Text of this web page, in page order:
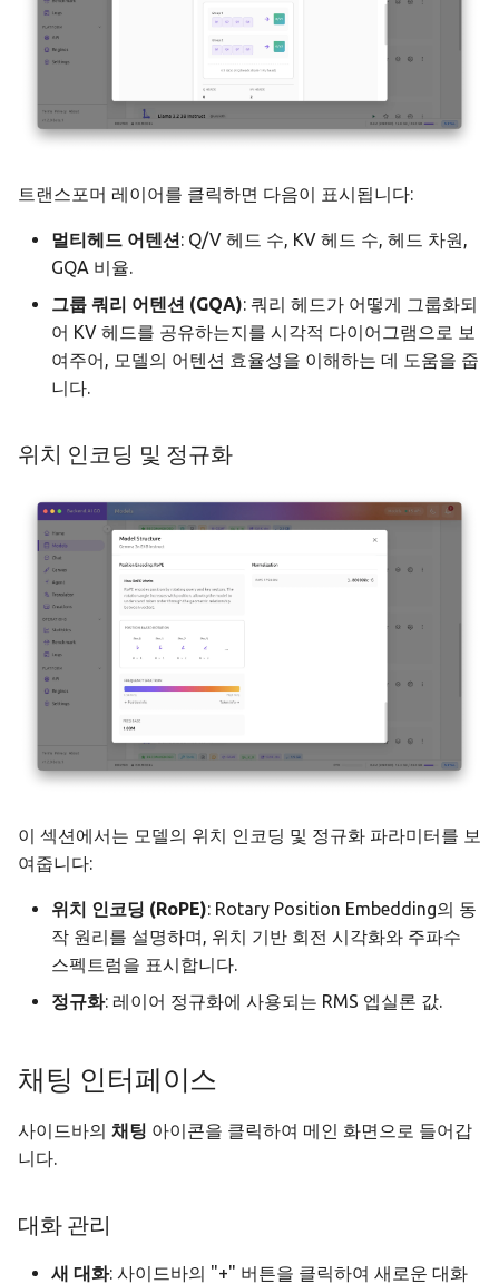
트랜스포머 레이어를 클릭하면 다음이 표시됩니다:
멀티헤드 어텐션: Q/V 헤드 수, KV 헤드 수, 헤드 차원,
GQA 비율.
그룹 쿼리 어텐션 (GQA): 쿼리 헤드가 어떻게 그룹화되
어 KV 헤드를 공유하는지를 시각적 다이어그램으로 보
여주어, 모델의 어텐션 효율성을 이해하는 데 도움을 줍
니다.
위치 인코딩 및 정규화
이 섹션에서는 모델의 위치 인코딩 및 정규화 파라미터를 보
여줍니다:
위치 인코딩 (RoPE): Rotary Position Embedding의 동
작 원리를 설명하며, 위치 기반 회전 시각화와 주파수
스펙트럼을 표시합니다.
정규화: 레이어 정규화에 사용되는 RMS 엡실론 값.
채팅 인터페이스
사이드바의 채팅 아이콘을 클릭하여 메인 화면으로 들어갑
니다.
대화 관리
새 대화: 사이드바의 "+" 버튼을 클릭하여 새로운 대화